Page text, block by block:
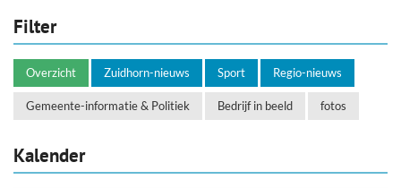
Filter
Overzicht Zuidhorn-nieuws Sport Regio-nieuws
Gemeente-informatie & Politiek Bedrijf in beeld fotos
Kalender